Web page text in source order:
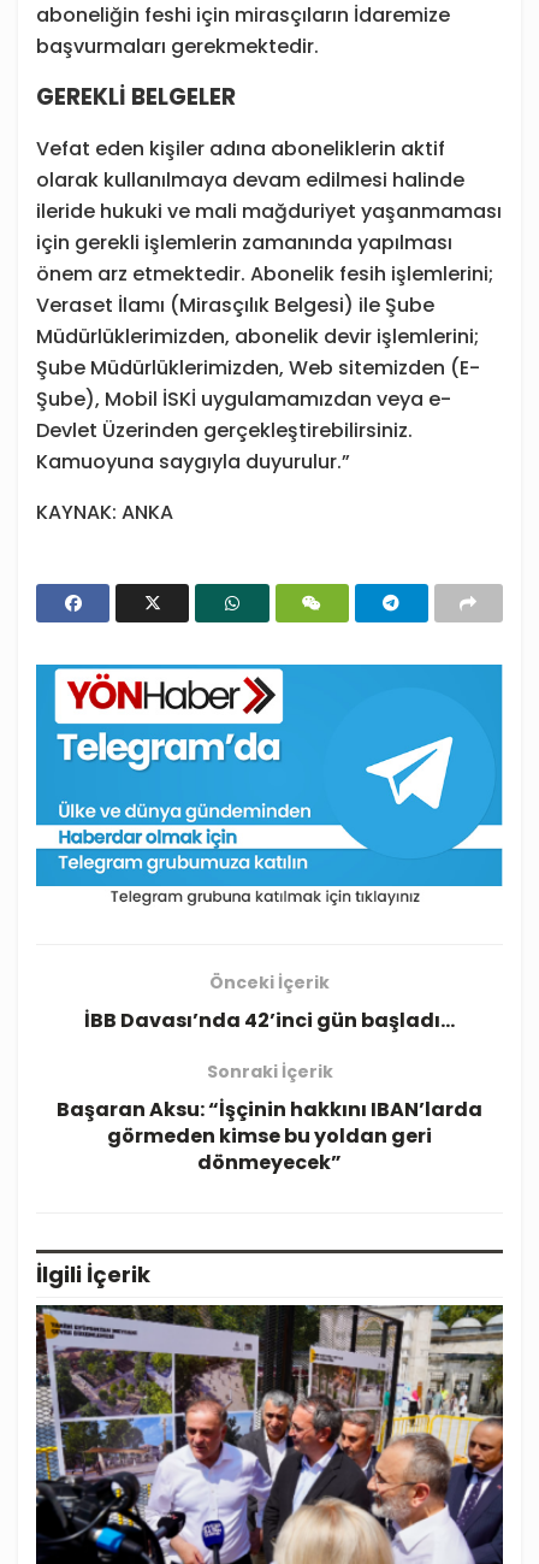
aboneliğin feshi için mirasçıların İdaremize
başvurmaları gerekmektedir.
GEREKLİ BELGELER
Vefat eden kişiler adına aboneliklerin aktif
olarak kullanılmaya devam edilmesi halinde
ileride hukuki ve mali mağduriyet yaşanmaması
için gerekli işlemlerin zamanında yapılması
önem arz etmektedir. Abonelik fesih işlemlerini;
Veraset İlamı (Mirasçılık Belgesi) ile Şube
Müdürlüklerimizden, abonelik devir işlemlerini;
Şube Müdürlüklerimizden, Web sitemizden (E-
Şube), Mobil İSKİ uygulamamızdan veya e-
Devlet Üzerinden gerçekleştirebilirsiniz.
Kamuoyuna saygıyla duyurulur.”
KAYNAK: ANKA
Önceki İçerik
İBB Davası’nda 42’inci gün başladı…
Sonraki İçerik
Başaran Aksu: “İşçinin hakkını IBAN’larda
görmeden kimse bu yoldan geri
dönmeyecek”
İlgili İçerik